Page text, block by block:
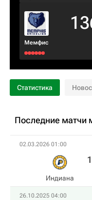
Мемфис
Статистика
Последние матчи
02.03.2026 01:00
Индиана
26.10.2025 04:00